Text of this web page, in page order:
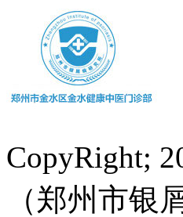
CopyRight;
（郑州市银